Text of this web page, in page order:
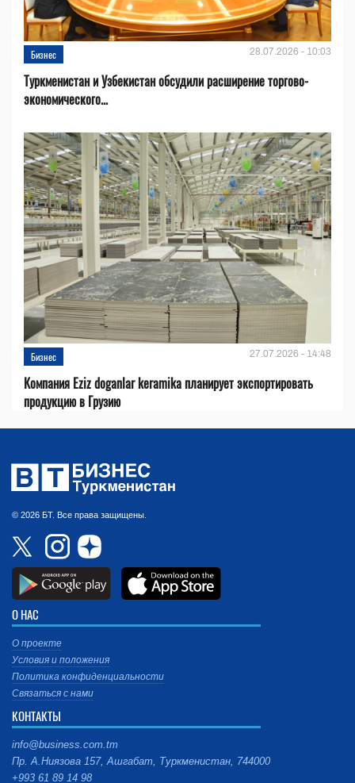
Бизнес 28.07.2026 - 10:03
Туркменистан и Узбекистан обсудили расширение торгово-
экономического...
Бизнес 27.07.2026 - 14:48
Компания Eziz doganlar keramika планирует экспортировать
продукцию в Грузию
© 2026 БТ. Все права защищены.
О НАС
О проекте
Условия и положения
Политика конфиденциальности
Связаться с нами
КОНТАКТЫ
info@business.com.tm
Пр. А.Ниязова 157, Ашгабат, Туркменистан, 744000
+993 61 89 14 98